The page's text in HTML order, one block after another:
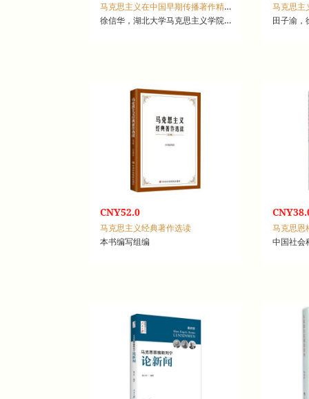
马克思主义在中国早期传播著作精粹：1920-1927
徐信华，湖北大学马克思主义学院，湖北大学中共创建史研究中心
田子渝，
CNY52.0
马克思主义经典著作选读
本书编写组编
马克思恩
中国社会